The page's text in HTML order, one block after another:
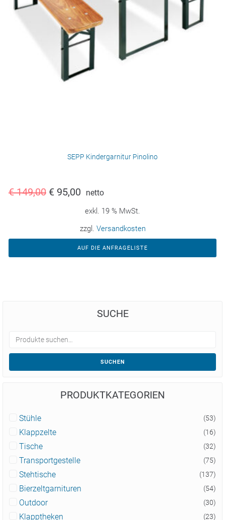
SEPP Kindergarnitur Pinolino
€149,00 € 95,00 netto
exkl. 19 % MwSt.
zzgl. Versandkosten
AUF DIE ANFRAGELISTE
SUCHE
SUCHEN
PRODUKTKATEGORIEN
Stühle (53)
Klappzelte (16)
Tische (32)
Transportgestelle (75)
Stehtische (137)
Bierzeltgarnituren (54)
Outdoor (30)
Klapptheken (23)